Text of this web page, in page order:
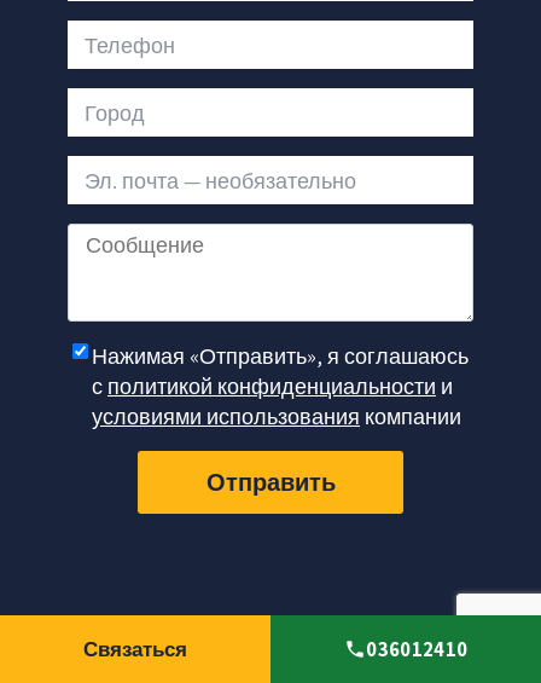
Телефон
Город
Эл. почта — необязательно
Сообщение
Нажимая «Отправить», я соглашаюсь
с политикой конфиденциальности и
условиями использования компании
Отправить
Связаться 036012410